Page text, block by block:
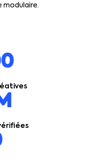
modulaire.